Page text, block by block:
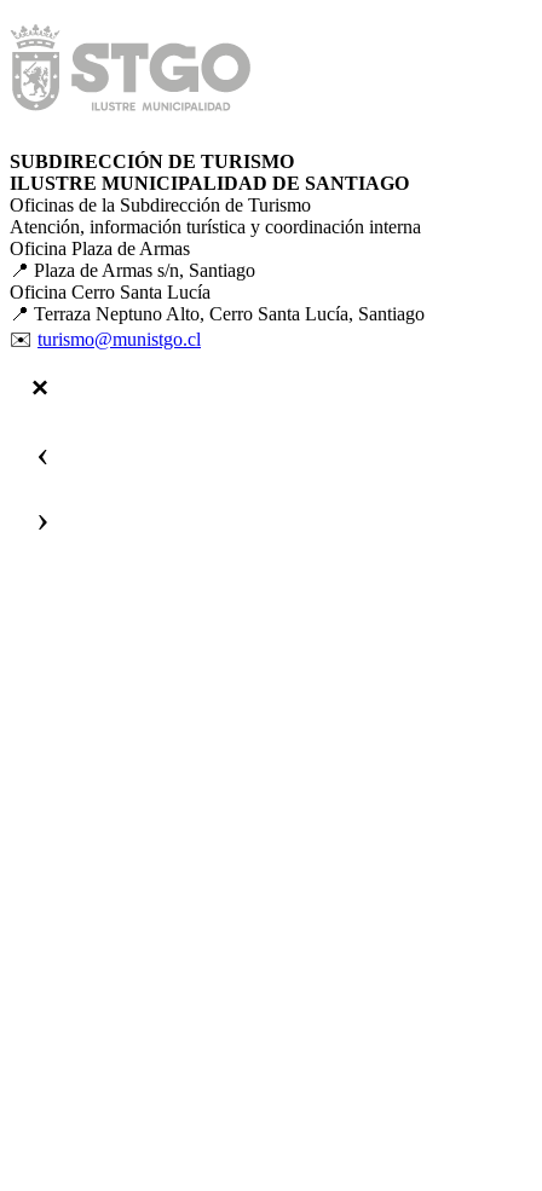
SUBDIRECCIÓN DE TURISMO
ILUSTRE MUNICIPALIDAD DE SANTIAGO
Oficinas de la Subdirección de Turismo
Atención, información turística y coordinación interna
Oficina Plaza de Armas
📍 Plaza de Armas s/n, Santiago
Oficina Cerro Santa Lucía
📍 Terraza Neptuno Alto, Cerro Santa Lucía, Santiago
✉️ turismo@munistgo.cl
‹
›